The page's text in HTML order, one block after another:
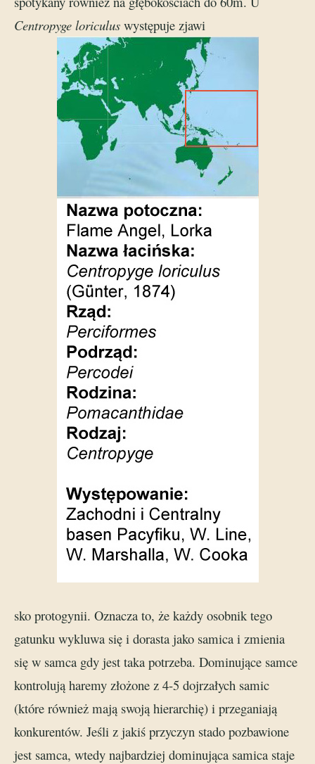
Centropyge loriculus występuje zjawi
sko protogynii. Oznacza to, że każdy osobnik tego
gatunku wykluwa się i dorasta jako samica i zmienia
się w samca gdy jest taka potrzeba. Dominujące samce
kontrolują haremy złożone z 4-5 dojrzałych samic
(które również mają swoją hierarchię) i przeganiają
konkurentów. Jeśli z jakiś przyczyn stado pozbawione
jest samca, wtedy najbardziej dominująca samica staje